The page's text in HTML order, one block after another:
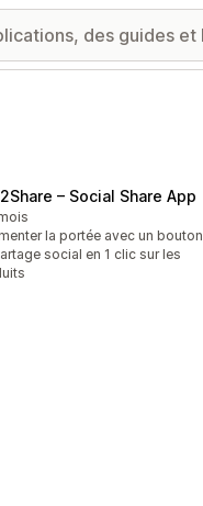
– Social Share App
la portée avec un bouton
social en 1 clic sur les